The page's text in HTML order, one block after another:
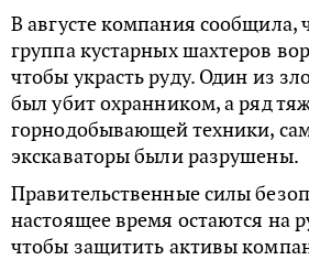
В августе компания сообщила,
группа кустарных шахтеров
чтобы украсть руду. Один из
был убит охранником, а ряд
горнодобывающей техники,
экскаваторы были разрушены.
Правительственные силы
настоящее время остаются на
чтобы защитить активы